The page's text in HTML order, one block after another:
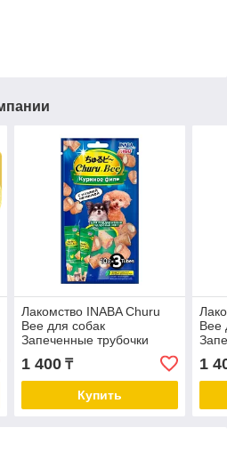
Лакомство INABA Churu
Bee для собак
Запеченные трубочки
Куриное филе для
поддержания здоровья
ЖКТ 30 г
1 400₸
Купить
Bee
1